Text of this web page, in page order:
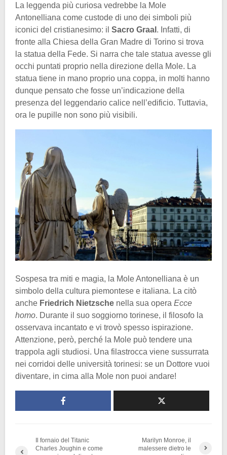
La leggenda più curiosa vedrebbe la Mole
Antonelliana come custode di uno dei simboli più
iconici del cristianesimo: il Sacro Graal . Infatti, di
fronte alla Chiesa della Gran Madre di Torino si trova
la statua della Fede. Si narra che tale statua avesse gli
occhi puntati proprio nella direzione della Mole. La
statua tiene in mano proprio una coppa, in molti hanno
dunque pensato che fosse un’indicazione della
presenza del leggendario calice nell’edificio. Tuttavia,
ora le pupille non sono più visibili.
Sospesa tra miti e magia, la Mole Antonelliana è un
simbolo della cultura piemontese e italiana. La citò
anche Friedrich Nietzsche nella sua opera Ecce
homo. Durante il suo soggiorno torinese, il filosofo la
osservava incantato e vi trovò spesso ispirazione.
Attenzione, però, perché la Mole può tendere una
trappola agli studiosi. Una filastrocca viene sussurrata
nei corridoi delle università torinesi: se un Dottore vuoi
diventare, in cima alla Mole non puoi andare!
Il fornaio del Titanic
Charles Joughin e come
Marilyn Monroe, il
malessere dietro le